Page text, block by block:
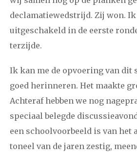
december
2020
januari
augustus september oktober
december
2019
januari februari maart april
declamatiewedstrijd. Zij won.
uitgeschakeld in de eerste
terzijde.
Ik kan me de opvoering van dit
goed herinneren. Het maakte
Achteraf hebben we nog
speciaal belegde
een schoolvoorbeeld is van het
toneel van de jaren zestig,